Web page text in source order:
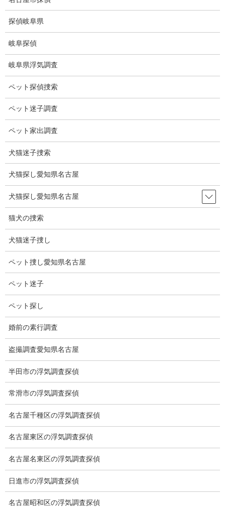
に
動
ョ
に
動
探偵長久手市
HOME 探偵長久手市
探偵長久手市
弊社は愛知県名
古屋を拠点と
し、岐阜県、三
重県、静岡県を
の調査を承って
愛知県長久手市
の浮気調査はお
三重県の行動調査（配偶者の浮気調査、社員等の行動調査、結婚
連し、盗聴器発見調査、盗撮器発見調査、ＧＰＳ発見調査、電磁
波調査等）はお任せください。
何かお困りごとがございましたら、お気軽にお問い合わせくださ
い。
無料相談専用電話 10:00～17:00〔不定休〕
070-2678-3739
お気軽にお問合せください
総合探偵社ミライリサーチ
探偵岐阜県
岐阜探偵
岐阜県浮気調査
ペット探偵捜索
ペット迷子調査
ペット家出調査
犬猫迷子捜索
犬猫探し愛知県名古屋
犬猫探し愛知県名古屋
猫犬の捜索
犬猫迷子捜し
ペット捜し愛知県名古屋
ペット迷子
ペット探し
婚前の素行調査
盗撮調査愛知県名古屋
半田市の浮気調査探偵
常滑市の浮気調査探偵
名古屋千種区の浮気調査探偵
名古屋東区の浮気調査探偵
名古屋名東区の浮気調査探偵
日進市の浮気調査探偵
名古屋昭和区の浮気調査探偵